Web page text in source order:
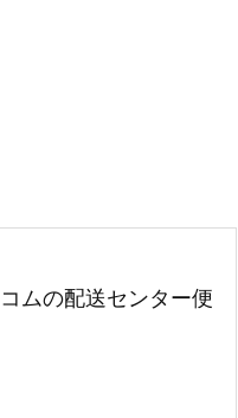
ムの配送センター便